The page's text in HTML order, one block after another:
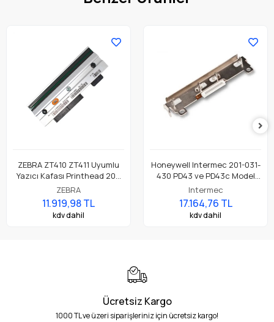
ZEBRA ZT410 ZT411 Uyumlu
Yazıcı Kafası Printhead 203
Dpi Parça No: P1058930-009
ZEBRA
11.919,98 TL
kdv dahil
Honeywell Intermec 201-031-
430 PD43 ve PD43c Model
Barkod Etiket Yazıcı 203 Dpi
Termal Baskı Kafası
Intermec
17.164,76 TL
kdv dahil
Ücretsiz Kargo
1000 TL ve üzeri siparişleriniz için ücretsiz kargo!